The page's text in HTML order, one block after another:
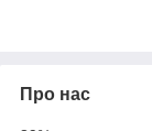
время, а также
подвержен
Про нас